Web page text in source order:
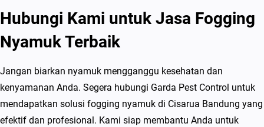
Hubungi Kami untuk Jasa Fogging
Nyamuk Terbaik
Jangan biarkan nyamuk mengganggu kesehatan dan
kenyamanan Anda. Segera hubungi Garda Pest Control untuk
mendapatkan solusi fogging nyamuk di Cisarua Bandung yang
efektif dan profesional. Kami siap membantu Anda untuk